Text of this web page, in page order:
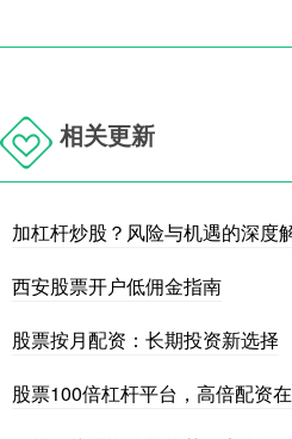
相关更新
加杠杆炒股？风险与机遇的深度
西安股票开户低佣金指南
股票按月配资：长期投资新选择
股票100倍杠杆平台，高倍配资